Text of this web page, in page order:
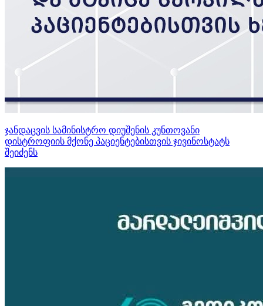
ჯანდაცვის სამინისტრო დიუშენის კუნთოვანი
დისტროფიის მქონე პაციენტებისთვის ჯივინოსტატს
შეიძენს